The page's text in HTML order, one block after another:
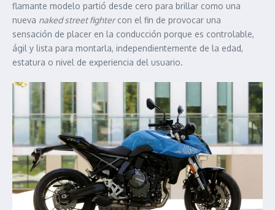
flamante modelo partió desde cero para brillar como una
nueva naked street fightercon el fin de provocar una
sensación de placer en la conducción porque es controlable,
ágil y lista para montarla, independientemente de la edad,
estatura o nivel de experiencia del usuario.